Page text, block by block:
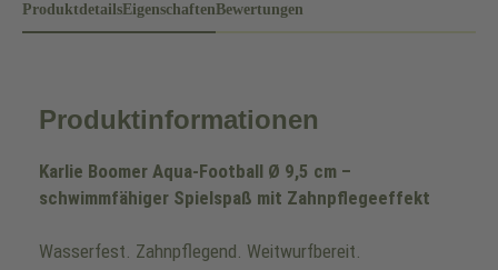
ProduktdetailsEigenschaftenBewertungen
Produktinformationen
Karlie Boomer Aqua-Football Ø 9,5 cm –
schwimmfähiger Spielspaß mit Zahnpflegeeffekt
Wasserfest. Zahnpflegend. Weitwurfbereit.